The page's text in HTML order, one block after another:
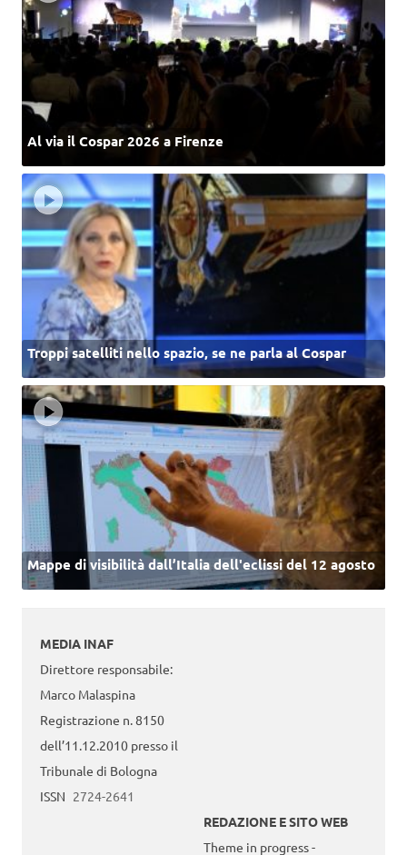
Al via il Cospar 2026 a Firenze
Troppi satelliti nello spazio, se ne parla al Cospar
Mappe di visibilità dall’Italia dell'eclissi del 12 agosto
MEDIA INAF
Direttore responsabile:
Marco Malaspina
Registrazione n. 8150
dell’11.12.2010 presso il
Tribunale di Bologna
ISSN 2724-2641
REDAZIONE E SITO WEB
Theme in progress -